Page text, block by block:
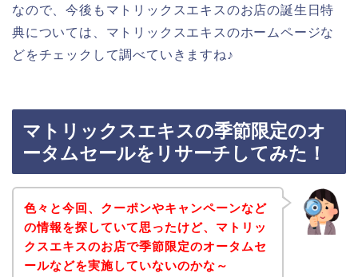
なので、今後もマトリックスエキスのお店の誕生日特
典については、マトリックスエキスのホームページな
どをチェックして調べていきますね♪
マトリックスエキスの季節限定のオ
ータムセールをリサーチしてみた！
色々と今回、クーポンやキャンペーンなど
の情報を探していて思ったけど、マトリッ
クスエキスのお店で季節限定のオータムセ
ールなどを実施していないのかな～